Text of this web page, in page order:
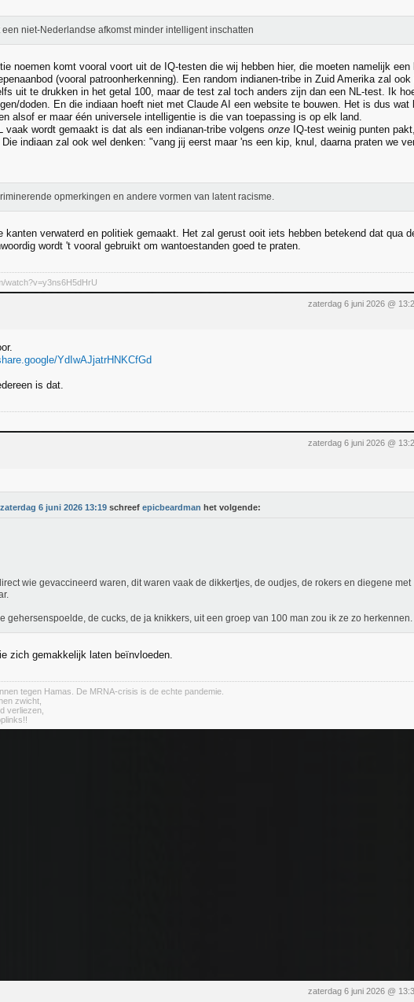
een niet-Nederlandse afkomst minder intelligent inschatten
noemen komt vooral voort uit de IQ-testen die wij hebben hier, die moeten namelijk een
(vooral patroonherkenning). Een random indianen-tribe in Zuid Amerika zal
uit te drukken in het getal 100, maar de test zal toch anders zijn dan een NL-test. Ik
doden. En die indiaan hoeft niet met Claude AI een website te bouwen. Het is dus wat
alsof er maar één universele intelligentie is die van toepassing is op elk land.
vaak wordt gemaakt is dat als een indianan-tribe volgens onze IQ-test weinig punten
indiaan zal ook wel denken: "vang jij eerst maar 'ns een kip, knul, daarna praten we
opmerkingen en andere vormen van latent racisme.
kanten verwaterd en politiek gemaakt. Het zal gerust ooit iets hebben betekend dat qua
wordt 't vooral gebruikt om wantoestanden goed te praten.
watch?v=y3ns6H5dHrU
zaterdag 6 juni 2026 @
YdIwAJjatrHNKCfGd
is dat.
zaterdag 6 juni 2026 @
zaterdag 6 juni 2026 13:19 schreef epicbeardman het volgende:
wie gevaccineerd waren, dit waren vaak de dikkertjes, de oudjes, de rokers en diegene met
gehersenspoelde, de cucks, de ja knikkers, uit een groep van 100 man zou ik ze zo herkennen.
zich gemakkelijk laten beïnvloeden.
tegen Hamas. De MRNA-crisis is de echte pandemie.
zwicht,
verliezen,
zaterdag 6 juni 2026 @